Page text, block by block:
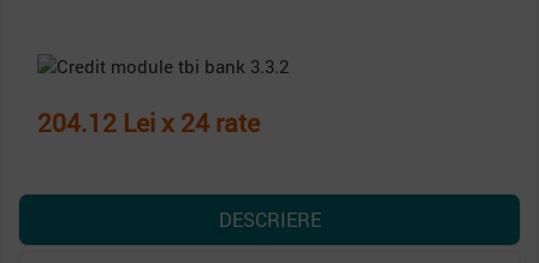
204.12 Lei x 24 rate
DESCRIERE